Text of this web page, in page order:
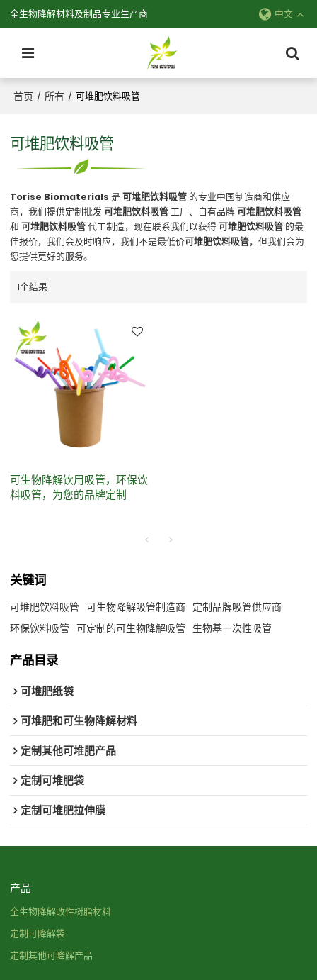
全生物降解材料及制品专业生产商 中文
首页 / 所有 / 可堆肥饮料吸管
可堆肥饮料吸管
Torise Biomaterials 是可堆肥饮料吸管 的专业中国制造商和供应
商，我们提供定制批发可堆肥饮料吸管工厂、自有品牌可堆肥饮料吸管
和可堆肥饮料吸管代工制造，现在联系我们以获得可堆肥饮料吸管 的最
佳报价，我们会及时响应，我们不是最低价可堆肥饮料吸管，但我们会为
您提供更好的服务。
1个结果
可生物降解饮用吸管，环保饮
料吸管，为您的品牌定制
关键词
可堆肥饮料吸管 可生物降解吸管制造商 定制品牌吸管供应商
环保饮料吸管 可定制的可生物降解吸管 生物基一次性吸管
产品目录
可堆肥纸袋
可堆肥和可生物降解材料
定制其他可堆肥产品
定制可堆肥袋
定制可堆肥拉伸膜
产品
全生物降解改性树脂材料
定制可降解袋
定制其他可降解产品